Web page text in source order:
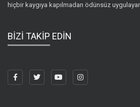
hiçbir kaygıya kapılmadan ödünsüz
BİZİ TAKİP EDİN